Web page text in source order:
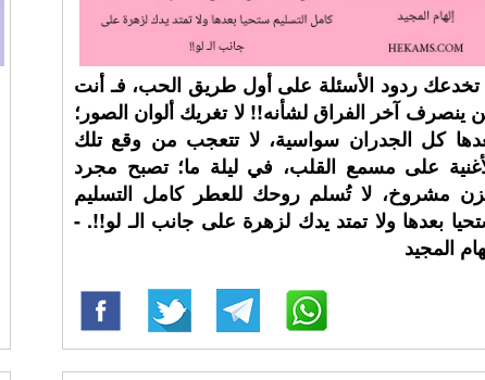
تخدعك ردود الأسئلة على أول طريق الحب، فـ أنت
ينصرف آخر الفراق لشأنه!! لا تغريك ألوان الصور؛
كل الجدران سواسية، لا تتعجب من وقع تلك
على مسمع القلب، في ليلة ما؛ تصبح مجرد
مشروخ، لا تُسلم روحك للعطر كامل التسليم
بعدها ولا تمتد يدك لزهرة على جانب الـ لو!!. -
المجيد